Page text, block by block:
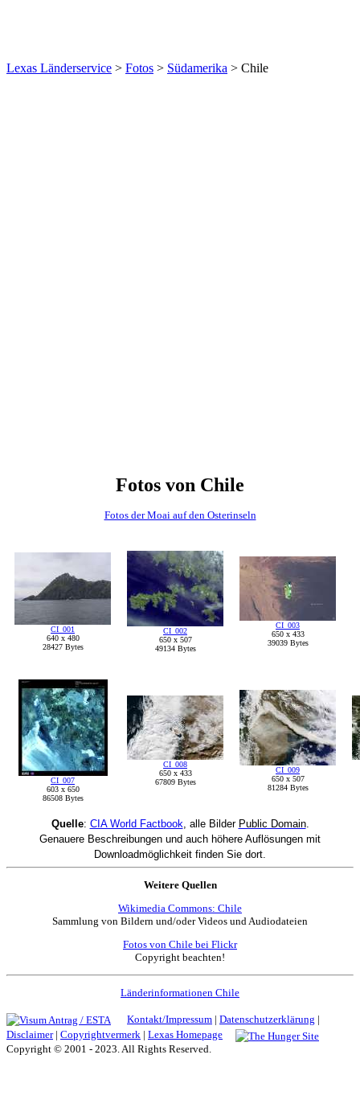
Lexas Länderservice > Fotos > Südamerika > Chile
Fotos von Chile
Fotos der Moai auf den Osterinseln
CI_001
640 x 480
28427 Bytes
CI_002
650 x 507
49134 Bytes
CI_003
650 x 433
39039 Bytes
CI_007
603 x 650
86508 Bytes
CI_008
650 x 433
67809 Bytes
CI_009
650 x 507
81284 Bytes
Quelle: CIA World Factbook , alle Bilder Public Domain.
Genauere Beschreibungen und auch höhere Auflösungen mit
Downloadmöglichkeit finden Sie dort.
Weitere Quellen
Wikimedia Commons: Chile
Sammlung von Bildern und/oder Videos und Audiodateien
Fotos von Chile bei Flickr
Copyright beachten!
Länderinformationen Chile
Kontakt/Impressum | Datenschutzerklärung |
Disclaimer| Copyrightvermerk | Lexas Homepage
Copyright © 2001 - 2023. All Rights Reserved.